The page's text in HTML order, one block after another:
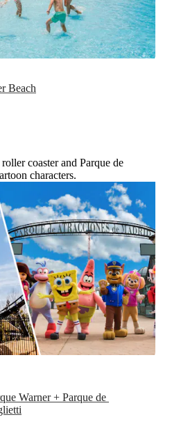
Beach
coaster and Parque de
characters.
Warner + Parque de